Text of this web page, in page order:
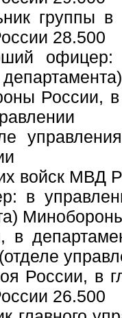
группы в
28.500
в
России, в
войск МВД
в
26.500